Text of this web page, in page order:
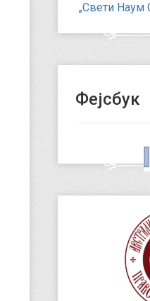
„Свети Наум
Фејсбук